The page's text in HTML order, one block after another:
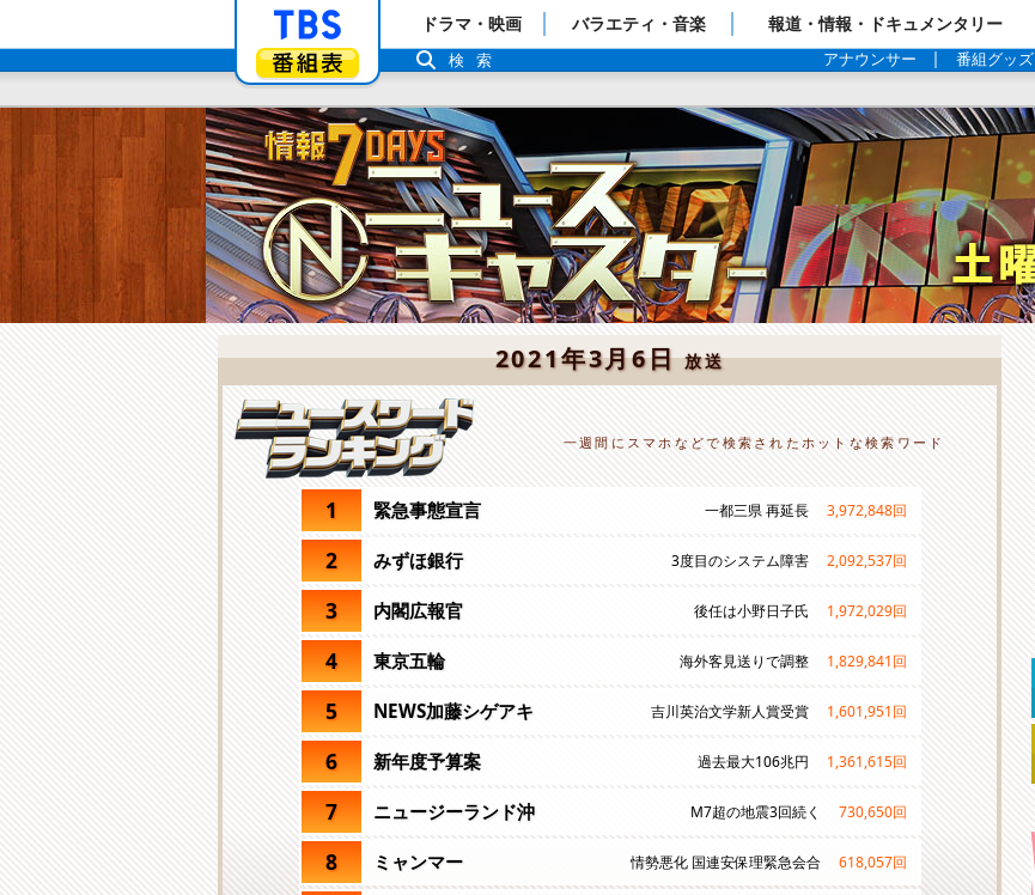
「TBSテレビ」トップページ
番組表
ドラマ・映画 バラエティ・音楽 報道・情報・ドキュメンタリー
アナウンサー 番組グッズ
検索
2021年3月6日放送
一週間にスマホなどで検索されたホットな検索ワード
1 緊急事態宣言 一都三県 再延長 3,972,848回
2 みずほ銀行 3度目のシステム障害 2,092,537回
3 内閣広報官 後任は小野日子氏 1,972,029回
4 東京五輪 海外客見送りで調整 1,829,841回
5 NEWS加藤シゲアキ 吉川英治文学新人賞受賞 1,601,951回
6 新年度予算案 過去最大106兆円 1,361,615回
7 ニュージーランド沖 M7超の地震3回続く 730,650回
8 ミャンマー 情勢悪化 国連安保理緊急会合 618,057回